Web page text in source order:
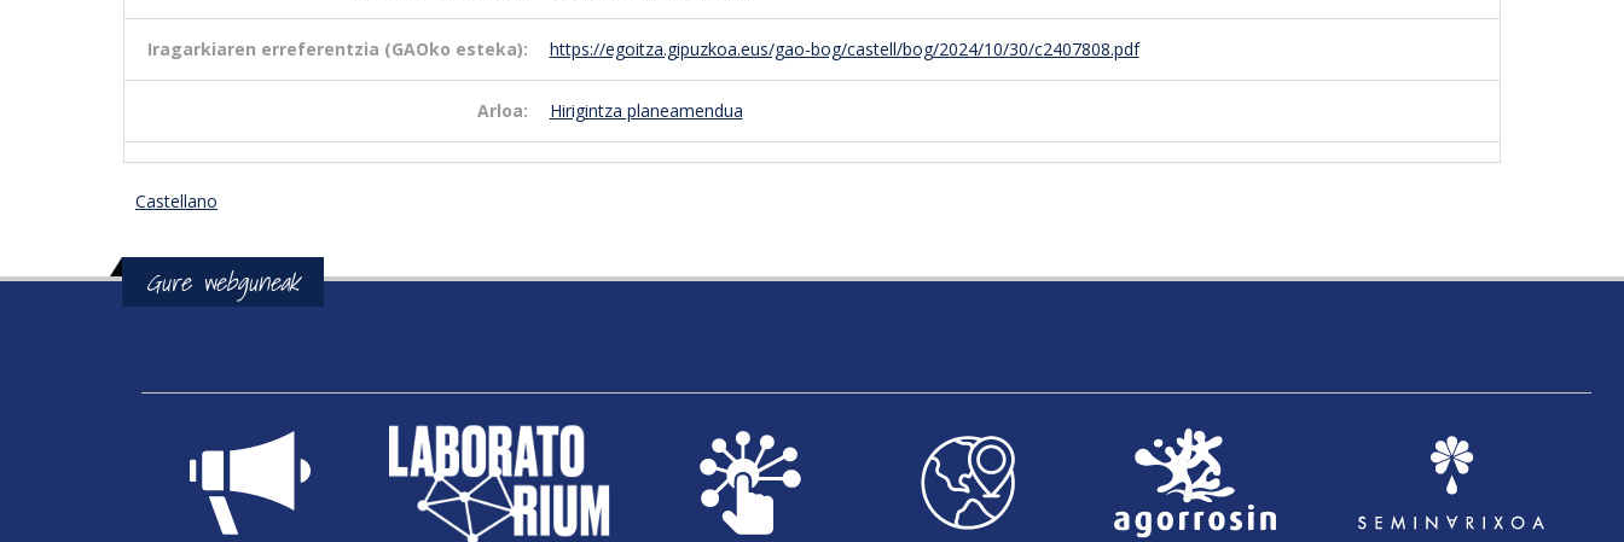
Iragarkiaren erreferentzia (GAOko esteka): https://egoitza.gipuzkoa.eus/gao-bog/castell/bog/2024/10/30/c2407808.pdf
Arloa: Hirigintza planeamendua
Castellano
Gure webguneak